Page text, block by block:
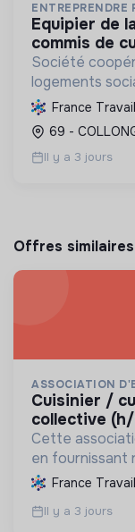
ENTREPRENDRE
equipier de la restauration collective /
commis de
Société
logements
à faibles
maîtrise ...
France Travail
69 -
Il y a 3 jours
Offres
ASSOCIATION
cuisinier / cuisinière en restauration
collective
Cette
en fournissant
soutien social
être et le
France Travail
Il y a 3 jours